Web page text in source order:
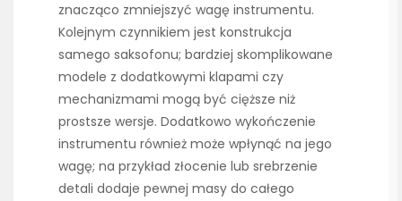
znacząco zmniejszyć wagę instrumentu.
Kolejnym czynnikiem jest konstrukcja
samego saksofonu; bardziej skomplikowane
modele z dodatkowymi klapami czy
mechanizmami mogą być cięższe niż
prostsze wersje. Dodatkowo wykończenie
instrumentu również może wpłynąć na jego
wagę; na przykład złocenie lub srebrzenie
detali dodaje pewnej masy do całego